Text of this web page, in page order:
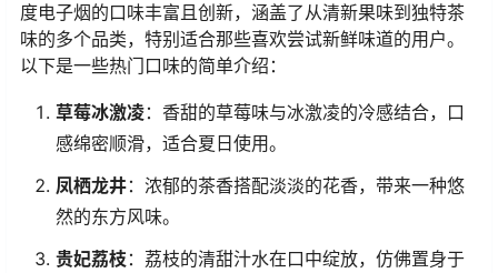
度电子烟的口味丰富且创新，涵盖了从清新果味到独特茶
味的多个品类，特别适合那些喜欢尝试新鲜味道的用户。
以下是一些热门口味的简单介绍：
草莓冰激凌：香甜的草莓味与冰激凌的冷感结合，口
感绵密顺滑，适合夏日使用。
凤栖龙井：浓郁的茶香搭配淡淡的花香，带来一种悠
然的东方风味。
贵妃荔枝 ：荔枝的清甜汁水在口中绽放，仿佛置身于